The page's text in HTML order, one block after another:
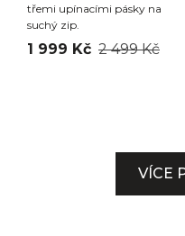
třemi upínacími pásky na
suchý zip.
1 999 Kč 2 499 Kč
VÍCE